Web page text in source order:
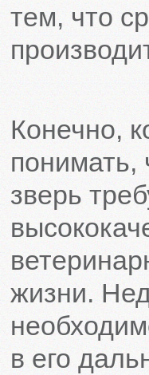
тем, что
Конечно,
понимать,
зверь
жизни.
в его